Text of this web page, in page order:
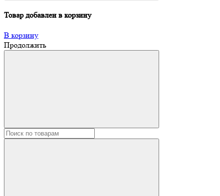
Товар добавлен в корзину
В корзину
Продолжить